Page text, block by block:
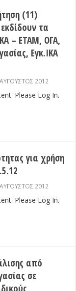
(11)
τα
– ΕΤΑΜ, ΟΓΑ,
Εγκ.ΙΚΑ
ΑΥΓΟΥΣΤΟΣ 2012
Please Log In.
για χρήση
ΑΥΓΟΥΣΤΟΣ 2012
Please Log In.
από
σε